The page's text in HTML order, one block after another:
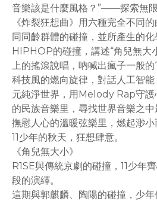
音樂該是什麼風格？”——探索無限
《炸裂狂想曲》用六種完全不同
同同齡群體的碰撞，並所產生的
HIPHOP的碰撞，講述“角兒無大
上的搖滾說唱，吶喊出瘋子一般的
科技風的燃向旋律，對話人工智
元純淨世界，用Melody Rap守護
的民族音樂里，尋找世界音樂之
撫慰人心的溫暖弦樂里，燃起渺小
11少年的秋天，狂想肆意。
《角兒無大小》
R1SE與傳統京劇的碰撞，11少年
段的演繹。
這期與郭麒麟、陶陽的碰撞，少